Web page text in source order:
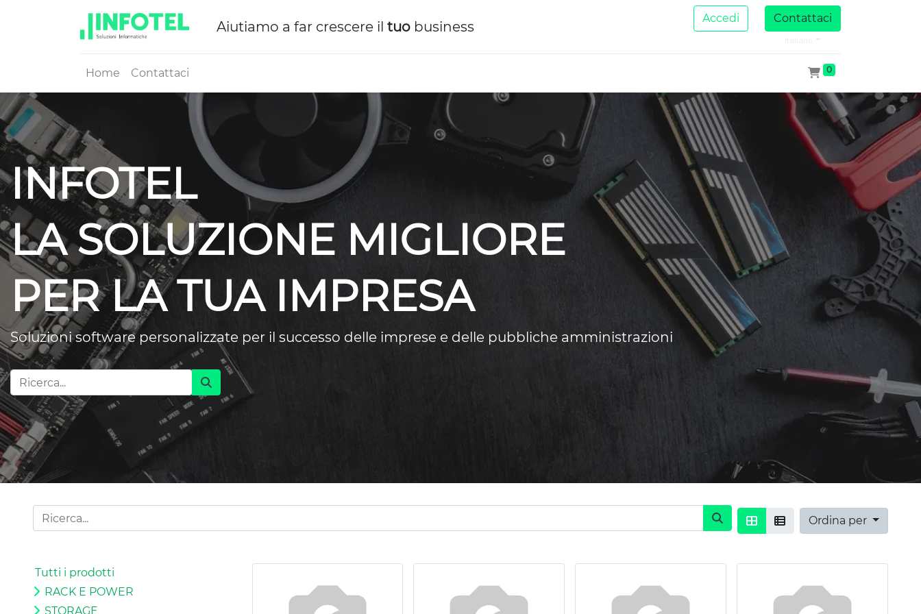
Aiutiamo a far crescere il tuo business
Accedi Contattaci
Home Contattaci 0
INFOTEL
LA SOLUZIONE MIGLIORE
PER LA TUA IMPRESA
Soluzioni software personalizzate per il successo delle imprese e delle pubbliche amministrazioni
Ordina per
Tutti i prodotti
RACK E POWER
STORAGE